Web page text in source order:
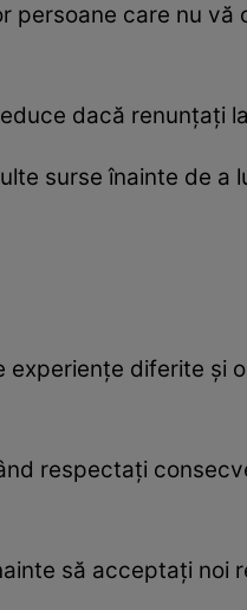
persoane care nu
dacă renunțați
surse înainte de
diferite și
respectați
să acceptați